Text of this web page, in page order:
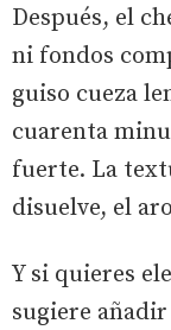
Después, el
ni fondos
guiso cueza
cuarenta
fuerte. La
disuelve, el
Y si quieres
sugiere